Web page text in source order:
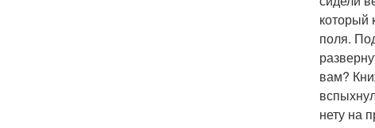
который
поля.
вам?
нету на